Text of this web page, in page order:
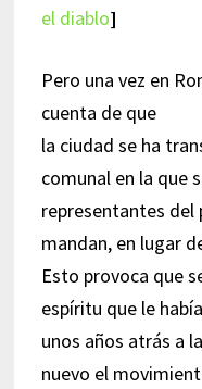
el diablo]
Pero una vez en
cuenta de que
la ciudad se ha
comunal en la que
representantes del
mandan, en lugar
Esto provoca que
espíritu que le
unos años atrás a
nuevo el